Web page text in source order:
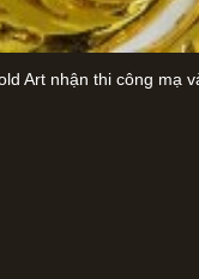
Art nhận thi công mạ